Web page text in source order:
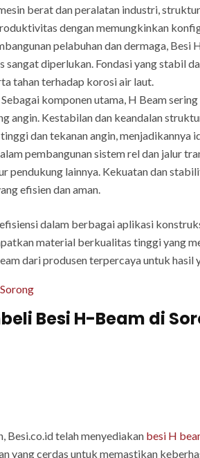
berat dan peralatan industri,
dengan memungkinkan
pelabuhan dan dermaga, Besi
diperlukan. Fondasi yang stabil
tahan terhadap korosi air laut.
komponen utama, H Beam
angin. Kestabilan dan keandalan
dan tekanan angin, menjadikannya
pembangunan sistem rel dan jalur
pendukung lainnya. Kekuatan dan
efisien dan aman.
dalam berbagai aplikasi
material berkualitas tinggi yang
dari produsen terpercaya untuk hasil
Sorong
Besi H-Beam di
Besi.co.id telah menyediakan besi H
yang cerdas untuk memastikan